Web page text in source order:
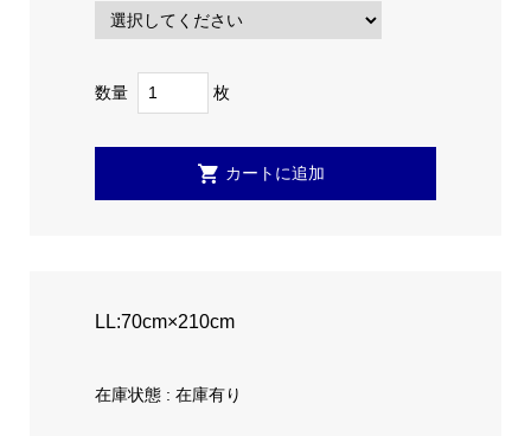
数量 枚
LL:70cm×210cm
在庫状態 : 在庫有り